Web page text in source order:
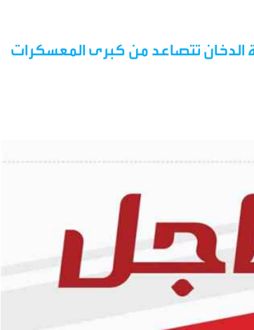
الدخان تتصاعد من كبرى المعسكرات